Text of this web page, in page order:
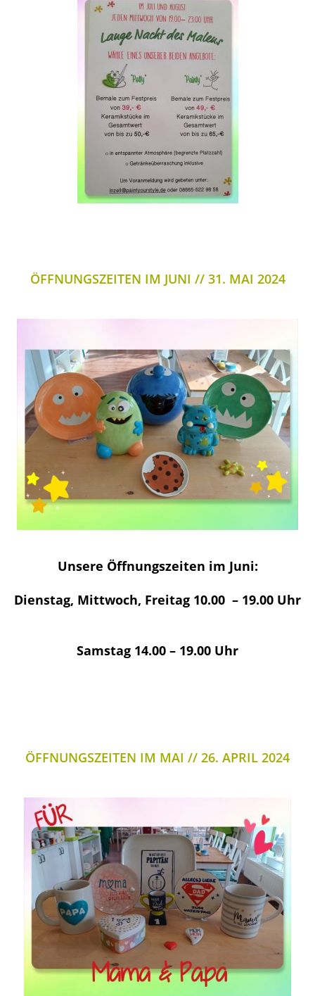
ÖFFNUNGSZEITEN IM JUNI 31. MAI 2024
Unsere Öffnungszeiten im Juni:
Dienstag, Mittwoch, Freitag 10.00 – 19.00 Uhr
Samstag 14.00 – 19.00 Uhr
ÖFFNUNGSZEITEN IM MAI 26. APRIL 2024